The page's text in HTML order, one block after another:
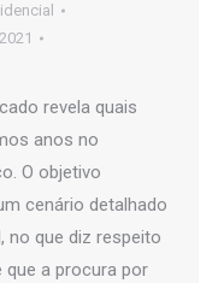
revela quais
anos no
O objetivo
cenário detalhado
no que diz respeito
que a procura por